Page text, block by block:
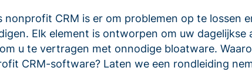
nonprofit CRM is er om problemen op te lossen
Elk element is ontworpen om uw dagelijkse
u te vertragen met onnodige bloatware.
CRM-software? Laten we een rondleiding